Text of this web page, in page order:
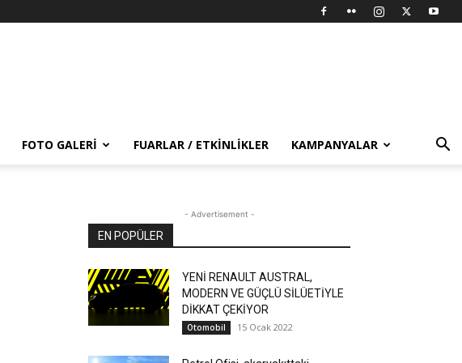
FOTO GALERI FUARLAR / ETKINLIKLER KAMPANYALAR
- Advertisement -
EN POPÜLER
YENİ RENAULT AUSTRAL,
MODERN VE GÜÇLÜ SİLÜETİYLE
DİKKAT ÇEKİYOR
Otomobil 15 Ocak 2022